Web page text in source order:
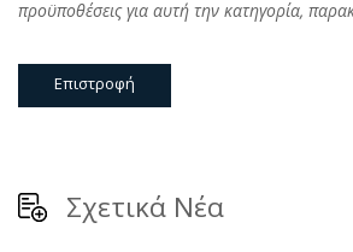
προϋποθέσεις για αυτή την κατηγορία,
Επιστροφή
Σχετικά Νέα